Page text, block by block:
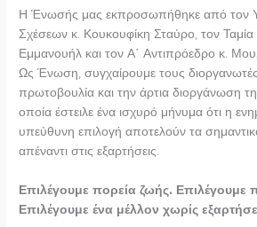
Η Ένωσής μας εκπροσωπήθηκε από τον
Σχέσεων κ. Κουκουφίκη Σταύρο, τον
Εμμανουήλ και τον Α΄ Αντιπρόεδρο κ.
Ως Ένωση, συγχαίρουμε τους διοργανωτές
πρωτοβουλία και την άρτια διοργάνωση
οποία έστειλε ένα ισχυρό μήνυμα ότι η
υπεύθυνη επιλογή αποτελούν τα
απέναντι στις εξαρτήσεις.
Επιλέγουμε πορεία ζωής. Επιλέγουμε
Επιλέγουμε ένα μέλλον χωρίς